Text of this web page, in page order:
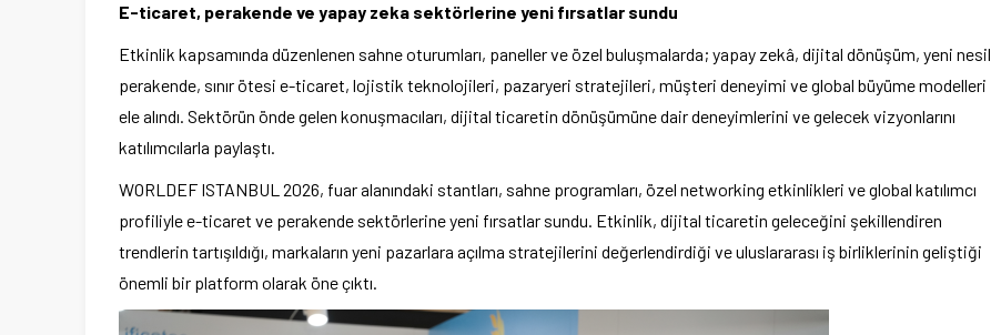
E-ticaret, perakende ve yapay zeka sektörlerine yeni fırsatlar sundu
Etkinlik kapsamında düzenlenen sahne oturumları, paneller ve özel buluşmalarda; yapay zekâ, dijital dönüşüm, yeni nesil
perakende, sınır ötesi e-ticaret, lojistik teknolojileri, pazaryeri stratejileri, müşteri deneyimi ve global büyüme modelleri
ele alındı. Sektörün önde gelen konuşmacıları, dijital ticaretin dönüşümüne dair deneyimlerini ve gelecek vizyonlarını
katılımcılarla paylaştı.
WORLDEF ISTANBUL 2026, fuar alanındaki stantları, sahne programları, özel networking etkinlikleri ve global katılımcı
profiliyle e-ticaret ve perakende sektörlerine yeni fırsatlar sundu. Etkinlik, dijital ticaretin geleceğini şekillendiren
trendlerin tartışıldığı, markaların yeni pazarlara açılma stratejilerini değerlendirdiği ve uluslararası iş birliklerinin geliştiği
önemli bir platform olarak öne çıktı.